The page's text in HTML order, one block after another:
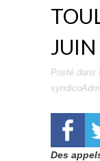
JUIN
Posté dans
Des